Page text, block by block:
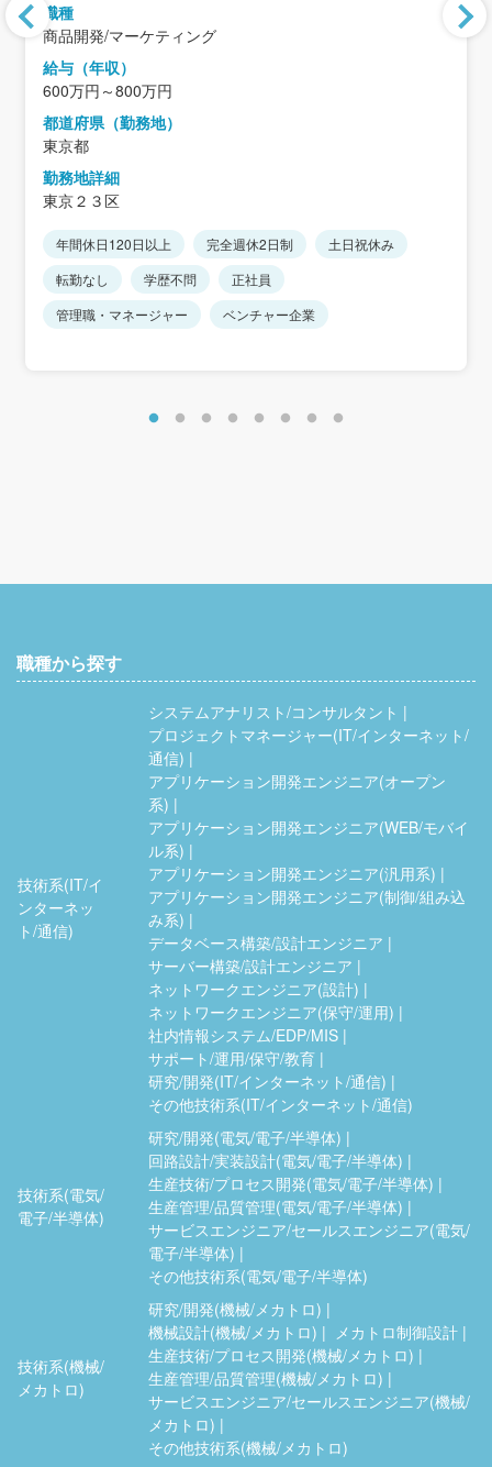
職種
商品開発/マーケティング
給与（年収）
600万円～800万円
都道府県（勤務地）
東京都
勤務地詳細
東京２３区
年間休日120日以上 完全週休2日制
土日祝休み
転勤なし
学歴不問
正社員
管理職・マネージャー
ベンチャー企業
職種から探す
技術系(IT/イ
ンターネッ
ト/通信)
システムアナリスト/コンサルタント
プロジェクトマネージャー(IT/インターネット/
通信)
アプリケーション開発エンジニア(オープン
系)
アプリケーション開発エンジニア(WEB/モバイ
ル系)
アプリケーション開発エンジニア(汎用系)
アプリケーション開発エンジニア(制御/組み込
み系)
データベース構築/設計エンジニア
サーバー構築/設計エンジニア
ネットワークエンジニア(設計)
ネットワークエンジニア(保守/運用)
社内情報システム/EDP/MIS
サポート/運用/保守/教育
研究/開発(IT/インターネット/通信)
その他技術系(IT/インターネット/通信)
技術系(電気/
電子/半導体)
研究/開発(電気/電子/半導体)
回路設計/実装設計(電気/電子/半導体)
生産技術/プロセス開発(電気/電子/半導体)
生産管理/品質管理(電気/電子/半導体)
サービスエンジニア/セールスエンジニア(電気/
電子/半導体)
その他技術系(電気/電子/半導体)
技術系(機械/
メカトロ)
研究/開発(機械/メカトロ)
機械設計(機械/メカトロ)
メカトロ制御設計
生産技術/プロセス開発(機械/メカトロ)
生産管理/品質管理(機械/メカトロ)
サービスエンジニア/セールスエンジニア(機械/
メカトロ)
その他技術系(機械/メカトロ)